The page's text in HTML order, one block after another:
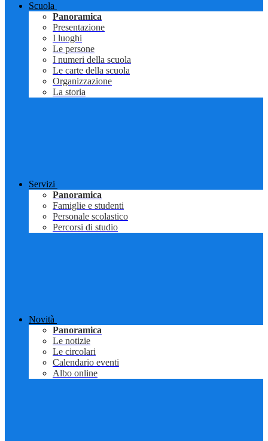
Scuola
Panoramica
Presentazione
I luoghi
Le persone
I numeri della scuola
Le carte della scuola
Organizzazione
La storia
Servizi
Panoramica
Famiglie e studenti
Personale scolastico
Percorsi di studio
Novità
Panoramica
Le notizie
Le circolari
Calendario eventi
Albo online